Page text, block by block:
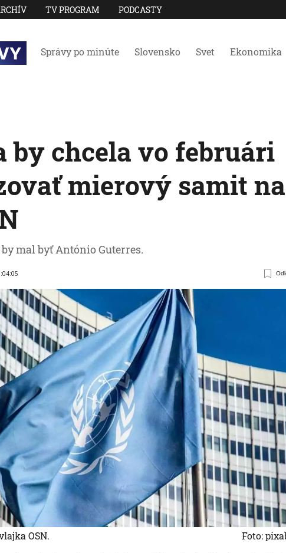
TV PROGRAM PODCASTY
Správy po minúte Slovensko Svet Ekonomika
by chcela vo februári
mierový samit na
mal byť António Guterres.
OSN.
Foto: